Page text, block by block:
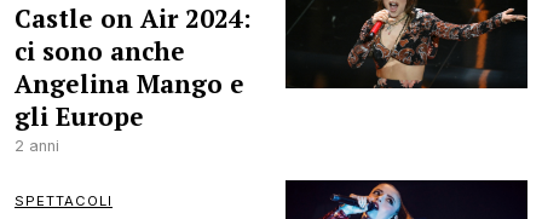
Castle on Air 2024:
ci sono anche
Angelina Mango e
gli Europe
2 anni
SPETTACOLI